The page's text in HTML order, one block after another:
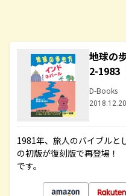
地球の
2-1983
D-Books
1981年、旅人のバイブルと
の初版が復刻版で再登場！
です。